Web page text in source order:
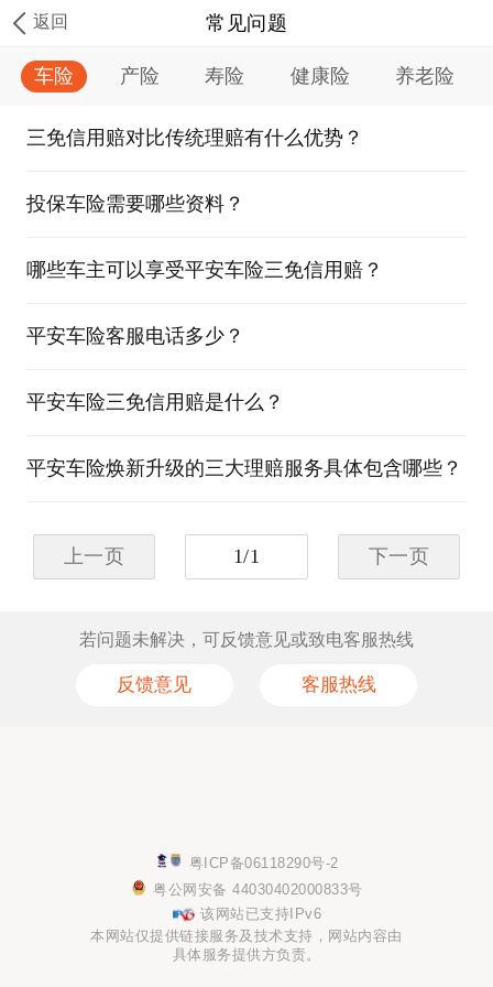
返回 常见问题
车险 产险 寿险 健康险 养老险
三免信用赔对比传统理赔有什么优势？
投保车险需要哪些资料？
哪些车主可以享受平安车险三免信用赔？
平安车险客服电话多少？
平安车险三免信用赔是什么？
平安车险焕新升级的三大理赔服务具体包含哪些？
上一页 1/1 下一页
若问题未解决，可反馈意见或致电客服热线
反馈意见 客服热线
粤ICP备06118290号-2
粤公网安备 44030402000833号
该网站已支持IPv6
本网站仅提供链接服务及技术支持，网站内容由
具体服务提供方负责。